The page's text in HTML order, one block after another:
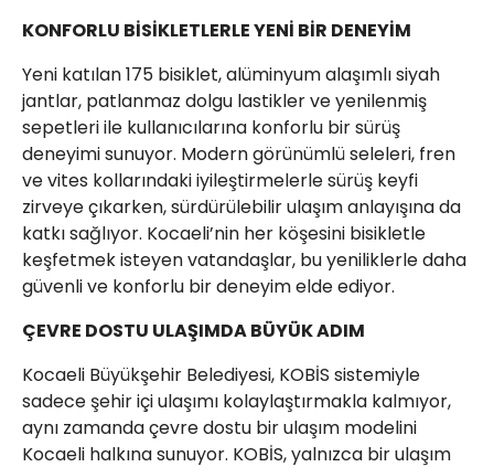
KONFORLU BİSİKLETLERLE YENİ BİR DENEYİM
Yeni katılan 175 bisiklet, alüminyum alaşımlı siyah
jantlar, patlanmaz dolgu lastikler ve yenilenmiş
sepetleri ile kullanıcılarına konforlu bir sürüş
deneyimi sunuyor. Modern görünümlü seleleri, fren
ve vites kollarındaki iyileştirmelerle sürüş keyfi
zirveye çıkarken, sürdürülebilir ulaşım anlayışına da
katkı sağlıyor. Kocaeli’nin her köşesini bisikletle
keşfetmek isteyen vatandaşlar, bu yeniliklerle daha
güvenli ve konforlu bir deneyim elde ediyor.
ÇEVRE DOSTU ULAŞIMDA BÜYÜK ADIM
Kocaeli Büyükşehir Belediyesi, KOBİS sistemiyle
sadece şehir içi ulaşımı kolaylaştırmakla kalmıyor,
aynı zamanda çevre dostu bir ulaşım modelini
Kocaeli halkına sunuyor. KOBİS, yalnızca bir ulaşım